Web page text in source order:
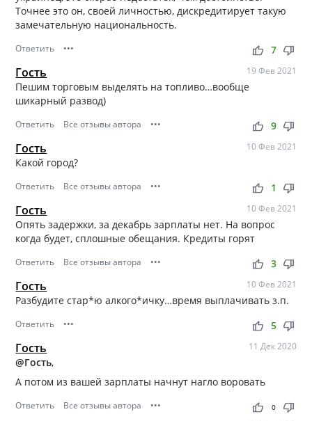
Точнее это он, своей личностью, дискредитирует такую
замечательную национальность.
Ответить ••• thumb_up thumb_down
7
Гость 19 Фев 2021
Пешим торговым выделять на топливо…вообще
шикарный развод)
Ответить Все отзывы автора ••• thumb_up thumb_down
9
Гость 10 Фев 2021
Какой город?
Ответить Все отзывы автора ••• thumb_up thumb_down
1
Гость 10 Фев 2021
Опять задержки, за декабрь зарплаты нет. На вопрос
когда будет, сплошные обещания. Кредиты горят
Ответить Все отзывы автора ••• thumb_up thumb_down
3
Гость 10 Фев 2021
Разбудите стар*ю алкого*ичку…время выплачивать з.п.
Ответить ••• thumb_up thumb_down
5
Гость 11 Дек 2020
@Гость,
А потом из вашей зарплаты начнут нагло воровать
Ответить Все отзывы автора ••• thumb_up thumb_down
0